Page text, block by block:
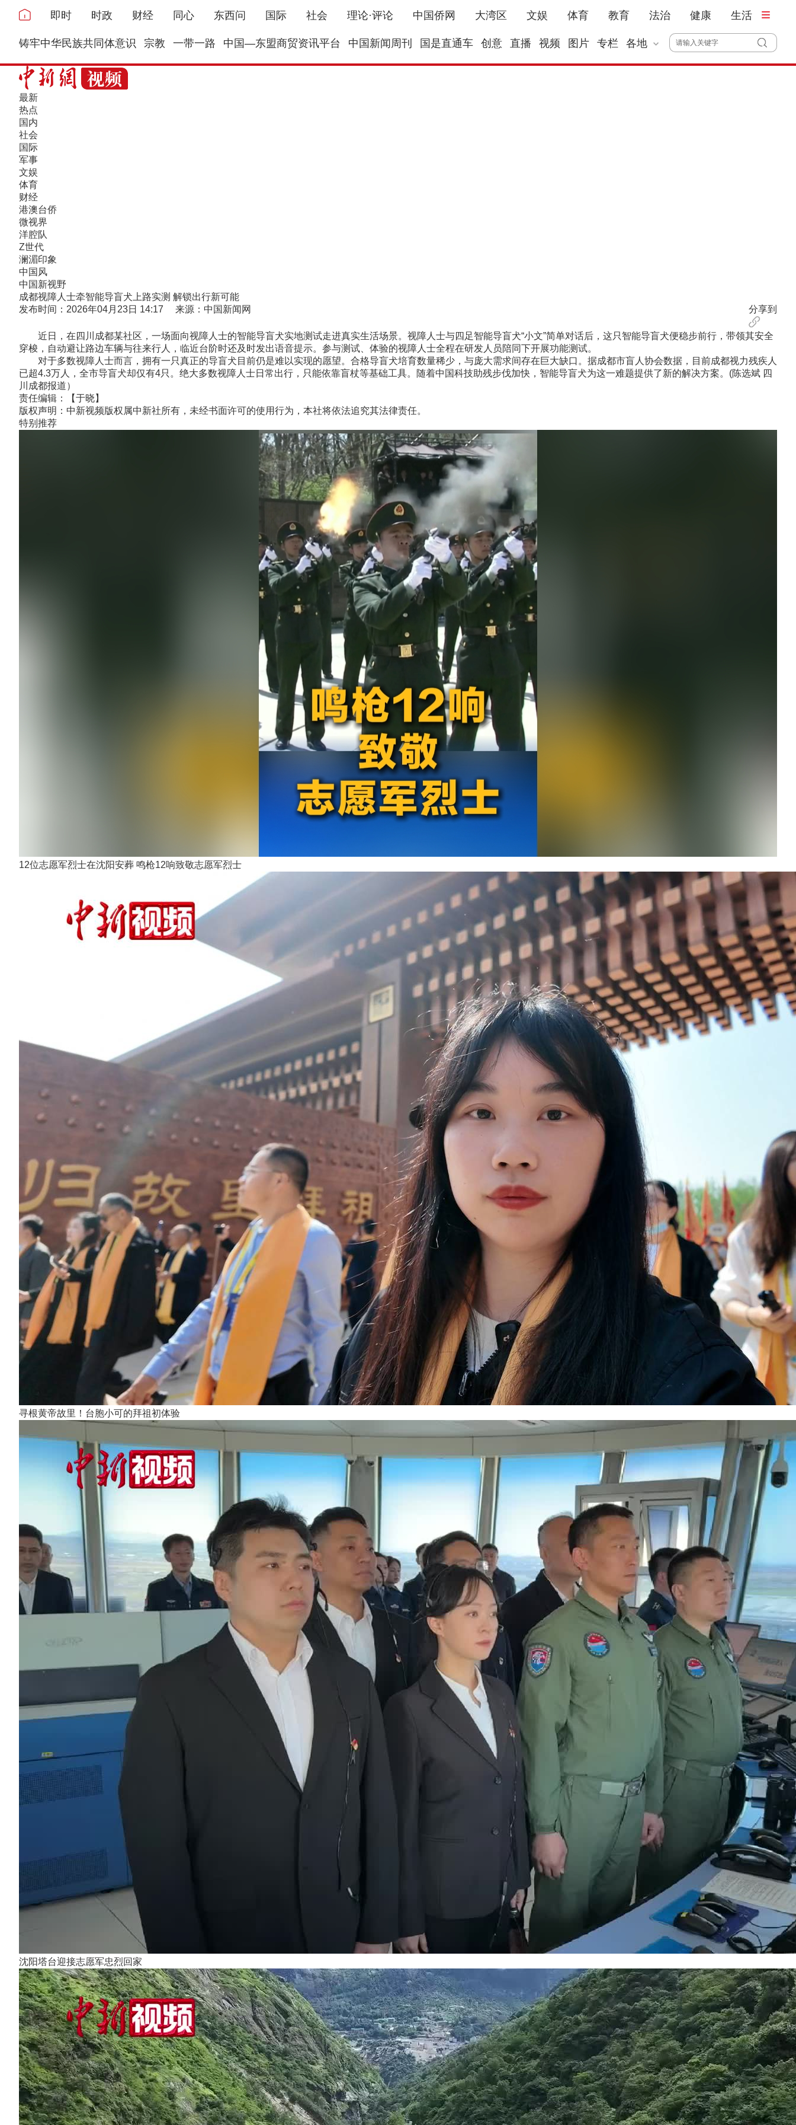
即时 时政 财经 同心 东西问 国际 社会 理论·评论 中国侨网 大湾区 文娱 体育 教育 法治 健康 生活
铸牢中华民族共同体意识 宗教 一带一路 中国—东盟商贸资讯平台 中国新闻周刊 国是直通车 创意 直播 视频 图片 专栏 各地
最新
热点
国内
社会
国际
军事
文娱
体育
财经
港澳台侨
微视界
洋腔队
Z世代
澜湄印象
中国风
中国新视野
成都视障人士牵智能导盲犬上路实测 解锁出行新可能
发布时间：2026年04月23日 14:17 来源：中国新闻网
分享到
近日，在四川成都某社区，一场面向视障人士的智能导盲犬实地测试走进真实生活场景。视障人士与四足智能导盲犬“小文”简单对话后，这只智能导盲犬便稳步前行，带领其安全
穿梭，自动避让路边车辆与往来行人，临近台阶时还及时发出语音提示。参与测试、体验的视障人士全程在研发人员陪同下开展功能测试。
对于多数视障人士而言，拥有一只真正的导盲犬目前仍是难以实现的愿望。合格导盲犬培育数量稀少，与庞大需求间存在巨大缺口。据成都市盲人协会数据，目前成都视力残疾人
已超4.3万人，全市导盲犬却仅有4只。绝大多数视障人士日常出行，只能依靠盲杖等基础工具。随着中国科技助残步伐加快，智能导盲犬为这一难题提供了新的解决方案。(陈选斌 四
川成都报道）
责任编辑：【于晓】
版权声明：中新视频版权属中新社所有，未经书面许可的使用行为，本社将依法追究其法律责任。
特别推荐
12位志愿军烈士在沈阳安葬 鸣枪12响致敬志愿军烈士
寻根黄帝故里！台胞小可的拜祖初体验
沈阳塔台迎接志愿军忠烈回家